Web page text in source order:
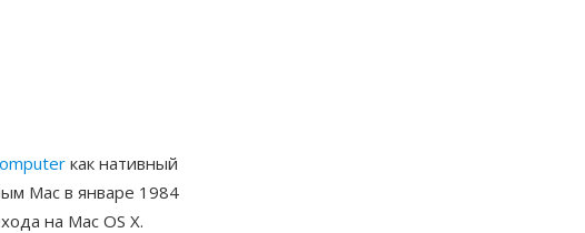
как нативный
Mac в январе 1984
на Mac OS X.